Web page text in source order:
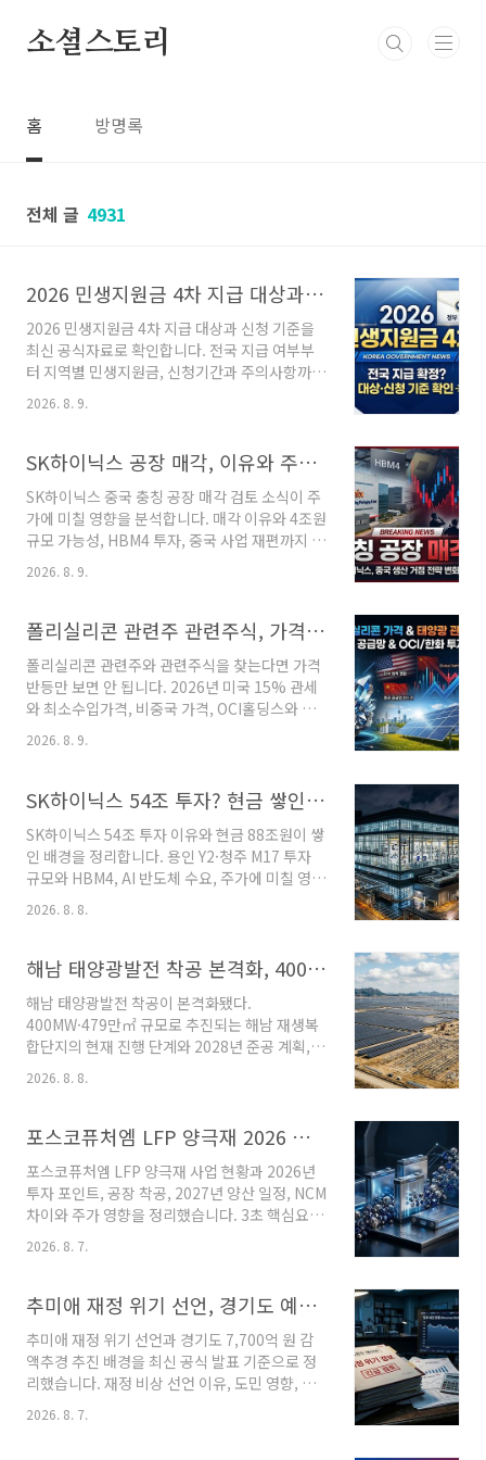
소셜스토리
홈 방명록
전체 글 4931
2026 민생지원금 4차 지급 대상과 신청 기준, 지금 확인해야 할 핵심 조건
2026 민생지원금 4차 지급 대상과 신청 기준을
최신 공식자료로 확인합니다. 전국 지급 여부부
터 지역별 민생지원금, 신청기간과 주의사항까지
정리했습니다. 3초 핵심요약전 국민 대상 ‘4차 민
생지원금’은 현재 중앙정부의 공식 확정 공고가
전국 단위 지원은 ‘고유가 피해지원금’ 2차 지급
이며, 신청기간은 7월 3일 종료됐습니다. 현재 온
라인에서 말하는 ‘4차 민생지원금’은 중앙정부
지원금이 아니라 일부 지방자치단체의 자체 민생
지원금을 가리키는 경우가 많습니다. 따라서 지
금은 전국 공통 4차 지원금이 나왔다는 식의 신청
민에게 지급하는 지원금일까?현재 확인되는 공..
2026. 8. 9.
SK하이닉스 공장 매각, 이유와 주가 영향은 무엇일까? 투자자가 먼저 볼 기준
SK하이닉스 중국 충칭 공장 매각 검토 소식이 주
가에 미칠 영향을 분석합니다. 매각 이유와 4조원
규모 가능성, HBM4 투자, 중국 사업 재편까지 투
자자가 확인할 핵심 기준을 정리했습니다. 3초 핵
심요약SK하이닉스가 매각을 확정한 것은 아니
공장의 지분 매각을 포함한 사업 재편 방안을 검
토하고 있다는 외신 보도다. SK하이닉스 측도 아
직 확정된 내용이 없다는 입장을 밝혔다. 따라서
투자자는 단순히 "공장 매각 = 악재"로 판단하기
보다 ① 실제 매각 확정 여부 ② 매각 규모 ③ 확
보 자금의 사용처 ④ HBM4 투자 확대 여부 ⑤ 중
론되는 곳은 중국 충칭에 위..
2026. 8. 9.
폴리실리콘 관련주 관련주식, 가격 반등 가능성보다 먼저 봐야 할 숫자
폴리실리콘 관련주와 관련주식을 찾는다면 가격
반등만 보면 안 됩니다. 2026년 미국 15% 관세
와 최소수입가격, 비중국 가격, OCI홀딩스와 한
화솔루션 실적까지 핵심 숫자를 비교합니다. 3초
핵심요약폴리실리콘 관련주를 볼 때 가격이 올랐
숫자는 폴리실리콘 가격 자체보다 미국의 최소수
입가격, 15% 관세, 비중국 폴리실리콘 가격, 그
리고 기업의 실제 판매량·수익성​이다. 2026년 8
월 6일 미국은 폴리실리콘 및 파생제품에 대한 최
소수입가격 제도와 함께 폴리실리콘 파생제품에
15% 관세를 부과하기로 발표했다. 조치는 서명
등한다고 해서 모든 관련주가 같은 ..
2026. 8. 9.
SK하이닉스 54조 투자? 현금 쌓인 이유와 AI 반도체 투자 확대가 주가에 미칠 영향
SK하이닉스 54조 투자 이유와 현금 88조원이 쌓
인 배경을 정리합니다. 용인 Y2·청주 M17 투자
규모와 HBM4, AI 반도체 수요, 주가에 미칠 영향
년 8월 8일 기준 최신 내용) 3초 핵심요약SK하이
총 54.3조원 규모의 신규 팹 투자를 결정했다.2
분기 말 현금성 자산은 88조원, 차입금을 뺀 순현
금은 69.4조원까지 늘었다.현금이 쌓인 핵심 배
경은 HBM·AI 서버용 D램·eSSD 등 고부가 제품
판매와 메모리 가격 상승에 따른 막대한 이익이
다.이번 투자는 단기 주가에는 부담이 될 수 있지
2026. 8. 8.
해남 태양광발전 착공 본격화, 400MW 대규모 사업 현재 진행 단계는?
해남 태양광발전 착공이 본격화됐다.
400MW·479만㎡ 규모로 추진되는 해남 재생복
합단지의 현재 진행 단계와 2028년 준공 계획,
리했습니다. (2026년 8월 8일 기준 최신 내용) 3
양광발전단지 착공사업부지는 약 479만㎡, 총사
업비는 6,807억원2028년 준공 후 연간
529GWh 규모의 무탄소 전력 생산 목표전체
400MW 중 10MW는 영농형 태양광으로 조성주
민참여와 이익공유를 통해 사업기간 동안 약
1,500억원을 지역사회에 환원할 계획이다. 해남
통합특별시와 한국남동발전 등은 2026년 8월 7
일 해남 혈..
2026. 8. 8.
포스코퓨처엠 LFP 양극재 2026 투자 이유와 생산 일정 총정리
포스코퓨처엠 LFP 양극재 사업 현황과 2026년
투자 포인트, 공장 착공, 2027년 양산 일정, NCM
차이와 주가 영향을 정리했습니다. 3초 핵심요약
포스코퓨처엠은 LFP 양극재 시장 진입을 위해 전
용 공장 건설을 시작했다.2027년 양산을 목표로
이니켈 중심 사업에서 LFP까지 포트폴리오를 넓
히는 전략이다. 포스코퓨처엠 LFP 양극재, 왜 시
장이 주목할까?(2026년 8월 7일 기준 최신 내
용) 전기차 배터리 시장이 고성능 니켈·코발트 기
반 NCM 배터리와 가격 경쟁력이 높은 LFP 배터
리로 나뉘면서 국내 배터리 소재 기업들의 전략
2026. 8. 7.
추미애 재정 위기 선언, 경기도 예산에 무슨 일이? 7700억 감액추경 이유 총정리
추미애 재정 위기 선언과 경기도 7,700억 원 감
액추경 추진 배경을 최신 공식 발표 기준으로 정
리했습니다. 재정 비상 선언 이유, 도민 영향, 감
액추경 의미를 한눈에 확인하세요. (2026년 8월
7일 기준 최신 내용) 3초 핵심요약경기도가 재정
2026. 8. 7.